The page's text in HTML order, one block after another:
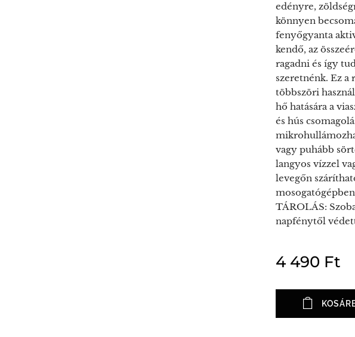
edényre,
könnyen
fenyőgyanta
kendő, az
ragadni és így
szeretnénk. Ez a
többszöri
hő hatására a
és hús
vagy puhább
langyos vízzel
levegőn
TÁROLÁS:
napfénytől
4 490 Ft